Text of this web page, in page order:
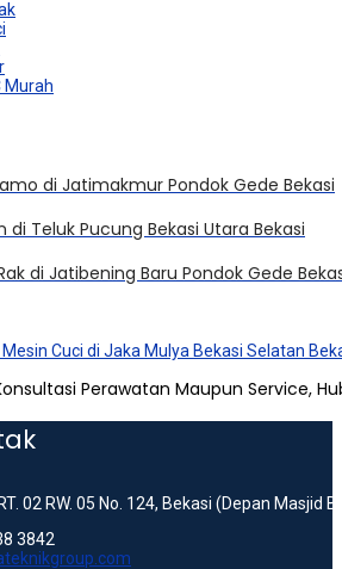
Murah
di Jatimakmur Pondok Gede Bekasi
di Teluk Pucung Bekasi Utara Bekasi
di Jatibening Baru Pondok Gede
Cuci di Jaka Mulya Bekasi Selatan
Perawatan Maupun Service,
02 RW. 05 No. 124, Bekasi (Depan Masjid
3842